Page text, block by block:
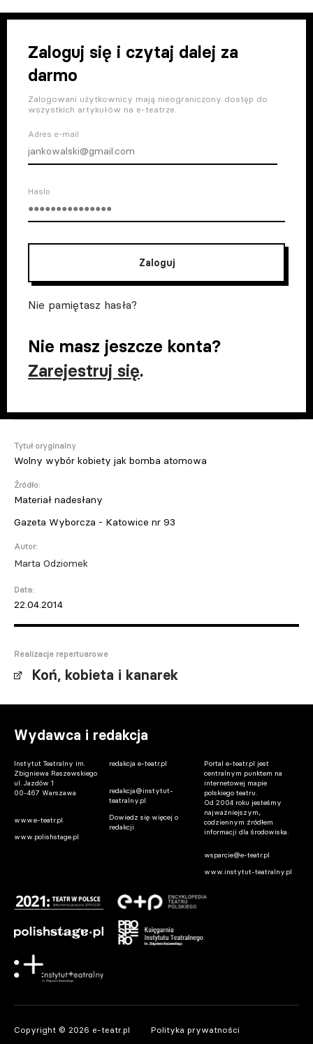
Zaloguj się i czytaj dalej za
darmo
Zalogowani użytkownicy mają nieograniczony dostęp do
wszystkich artykułów na e-teatrze.
Adres e-mail
Haslo
Zaloguj
Nie pamiętasz hasła?
Nie masz jeszcze konta?
Zarejestruj się.
Tytuł oryginalny
Wolny wybór kobiety jak bomba atomowa
Źródło:
Materiał nadesłany
Gazeta Wyborcza - Katowice nr 93
Autor:
Marta Odziomek
Data:
22.04.2014
Realizacje repertuarowe
Koń, kobieta i kanarek
Wydawca i redakcja
Instytut Teatralny im.
Zbigniewa Raszewskiego
ul. Jazdów 1
00-467 Warszawa
www.e-teatr.pl
www.polishstage.pl
redakcja e-teatr.pl
redakcja@instytut-
teatralny.pl
Dowiedz się więcej o
redakcji
Portal e-teatr.pl jest
centralnym punktem na
internetowej mapie
polskiego teatru.
Od 2004 roku jesteśmy
najważniejszym,
codziennym źródłem
informacji dla środowiska.
wsparcie@e-teatr.pl
www.instytut-teatralny.pl
Copyright © 2026 e-teatr.pl Polityka prywatności